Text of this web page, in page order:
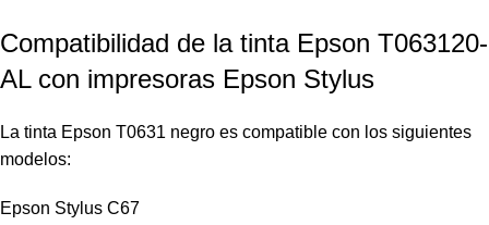
Compatibilidad de la tinta Epson T063120-
AL con impresoras Epson Stylus
La tinta Epson T0631 negro es compatible con los siguientes
modelos:
Epson Stylus C67